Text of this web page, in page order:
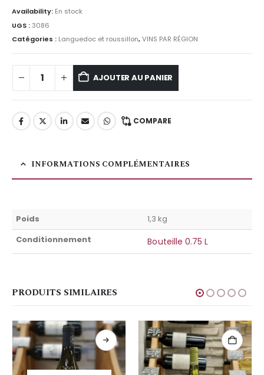
Availability: En stock
UGS :3086
Catégories : Languedoc et roussillon,VINS PAR RÉGION
AJOUTER AU PANIER
COMPARE
INFORMATIONS COMPLÉMENTAIRES
Poids
1,3 kg
Conditionnement
Bouteille 0.75 L
PRODUITS SIMILAIRES